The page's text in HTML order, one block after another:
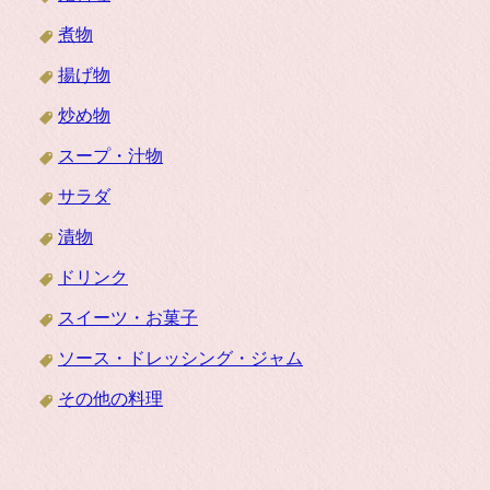
煮物
揚げ物
炒め物
スープ・汁物
サラダ
漬物
ドリンク
スイーツ・お菓子
ソース・ドレッシング・ジャム
その他の料理